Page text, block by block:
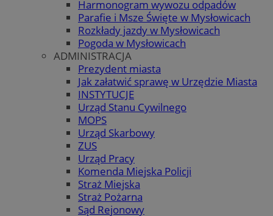
Harmonogram wywozu odpadów
Parafie i Msze Święte w Mysłowicach
Rozkłady jazdy w Mysłowicach
Pogoda w Mysłowicach
ADMINISTRACJA
Prezydent miasta
Jak załatwić sprawę w Urzędzie Miasta
INSTYTUCJE
Urząd Stanu Cywilnego
MOPS
Urząd Skarbowy
ZUS
Urząd Pracy
Komenda Miejska Policji
Straż Miejska
Straż Pożarna
Sąd Rejonowy